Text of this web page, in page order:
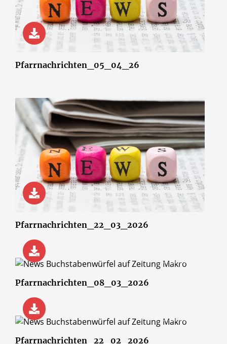
© wsf-sh/Shotshop.com
Pfarrnachrichten_05_04_26
© wsf-sh/Shotshop.com
Pfarrnachrichten_22_03_2026
© wsf-sh/Shotshop.com
Pfarrnachrichten_08_03_2026
© wsf-sh/Shotshop.com
Pfarrnachrichten_22_02_2026